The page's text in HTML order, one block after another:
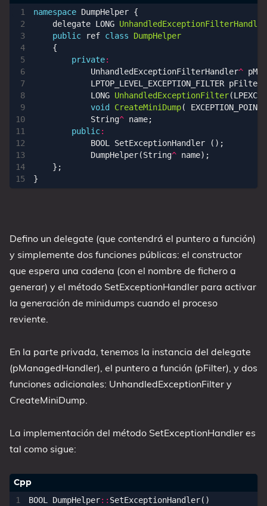
1
4
6
7
8
9
10
11
14
namespace DumpHelper {
delegate LONG UnhandledExceptionFilterHandler
public
ref class
DumpHelper
{
private:
UnhandledExceptionFilterHandler^
LPTOP_LEVEL_EXCEPTION_FILTER pFilter
LONG UnhandledExceptionFilter(
void
CreateMiniDump(
String^ name;
public:
BOOL SetExceptionHandler
();
DumpHelper(String^ name);
};
}
Defino un delegate (que contendrá el puntero a función)
y simplemente dos funciones públicas: el constructor
que espera una cadena (con el nombre de fichero a
generar) y el método SetExceptionHandler para activar
la generación de minidumps cuando el proceso
reviente.
En la parte privada, tenemos la instancia del delegate
(pManagedHandler), el puntero a función (pFilter), y dos
funciones adicionales: UnhandledExceptionFilter y
CreateMiniDump.
La implementación del método SetExceptionHandler es
tal como sigue:
1
BOOL DumpHelper:: SetExceptionHandler()